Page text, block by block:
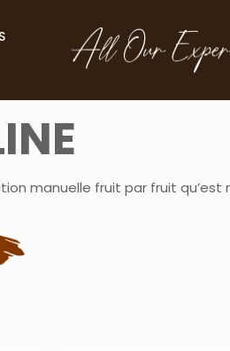
manuelle fruit par fruit qu’est